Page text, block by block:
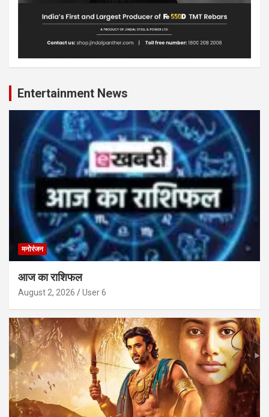
Entertainment News
मनोरंजन
आज का राशिफल
August 2, 2026 User 6